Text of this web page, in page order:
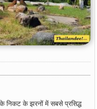
निकट के झरनों में सबसे प्रसिद्ध